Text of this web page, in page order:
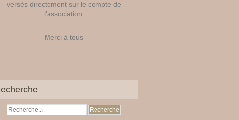
versés directement sur le compte de
l'association.
Merci à tous